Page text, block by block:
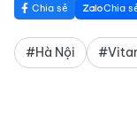
Chia sẻ Chia
#Hà Nội